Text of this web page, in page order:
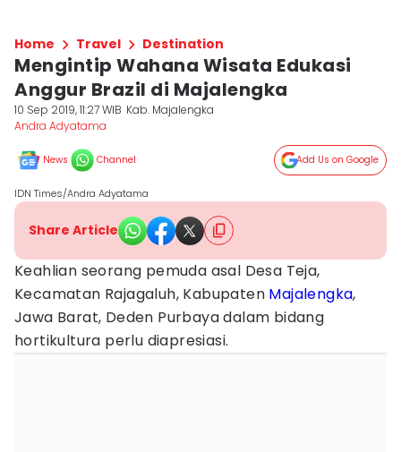
Home Travel Destination
Mengintip Wahana Wisata Edukasi
Anggur Brazil di Majalengka
10 Sep 2019, 11:27 WIB Kab. Majalengka
Andra Adyatama
News Channel Add Us on Google
IDN Times/Andra Adyatama
Share Article
Keahlian seorang pemuda asal Desa Teja,
Kecamatan Rajagaluh, Kabupaten Majalengka,
Jawa Barat, Deden Purbaya dalam bidang
hortikultura perlu diapresiasi.